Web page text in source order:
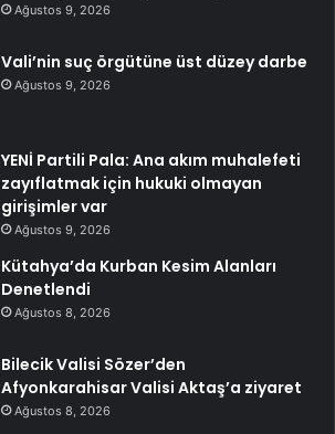
Ağustos 9, 2026
Vali’nin suç örgütüne üst düzey darbe
Ağustos 9, 2026
YENİ Partili Pala: Ana akım muhalefeti
zayıflatmak için hukuki olmayan
girişimler var
Ağustos 9, 2026
Kütahya’da Kurban Kesim Alanları
Denetlendi
Ağustos 8, 2026
Bilecik Valisi Sözer’den
Afyonkarahisar Valisi Aktaş’a ziyaret
Ağustos 8, 2026